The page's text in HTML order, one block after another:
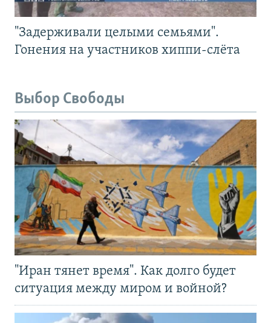
"Задерживали целыми семьями".
Гонения на участников хиппи-слёта
Выбор Свободы
"Иран тянет время". Как долго будет
ситуация между миром и войной?